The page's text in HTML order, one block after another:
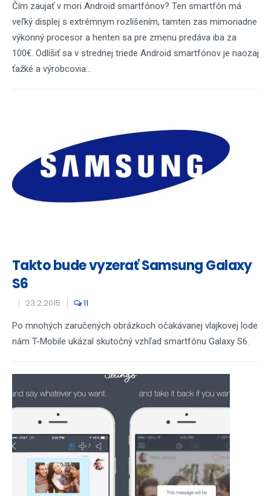
Čím zaujať v mori Android smartfónov? Ten smartfón má
veľký displej s extrémnym rozlíšením, tamten zas mimoriadne
výkonný procesor a henten sa pre zmenu predáva iba za
100€. Odlíšiť sa v strednej triede Android smartfónov je naozaj
ťažké a výrobcovia...
Takto bude vyzerať Samsung Galaxy
S6
23.2.2015 11
Po mnohých zaručených obrázkoch očakávanej vlajkovej lode
nám T-Mobile ukázal skutočný vzhľad smartfónu Galaxy S6.